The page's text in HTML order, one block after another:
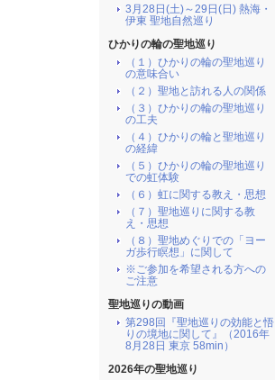
3月28日(土)～29日(日) 熱海・
伊東 聖地自然巡り
ひかりの輪の聖地巡り
（１）ひかりの輪の聖地巡り
の意味合い
（２）聖地と訪れる人の関係
（３）ひかりの輪の聖地巡り
の工夫
（４）ひかりの輪と聖地巡り
の経緯
（５）ひかりの輪の聖地巡り
での虹体験
（６）虹に関する教え・思想
（７）聖地巡りに関する教
え・思想
（８）聖地めぐりでの「ヨー
ガ歩行瞑想」に関して
※ご参加を希望される方への
ご注意
聖地巡りの動画
第298回『聖地巡りの効能と悟
りの境地に関して』（2016年
8月28日 東京 58min）
2026年の聖地巡り